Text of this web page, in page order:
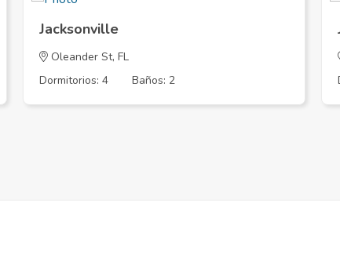
Jacksonville
Oleander St, FL
Dormitorios: 4
Baños: 2